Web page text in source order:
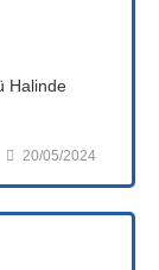
Halinde
20/05/2024